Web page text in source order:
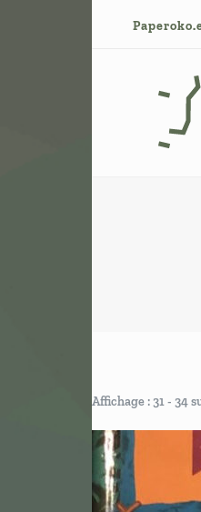
Base de
Affichage : 31 - 34